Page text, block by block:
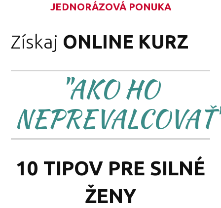
JEDNORÁZOVÁ PONUKA
Získaj ONLINE KURZ
"AKO HO
10 TIPOV PRE SILNÉ
ŽENY